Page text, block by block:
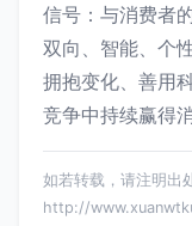
信号：与消费者
双向、智能、个
拥抱变化、善用
竞争中持续赢得
如若转载，请注明出
http://